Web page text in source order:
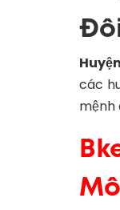
các
mệnh